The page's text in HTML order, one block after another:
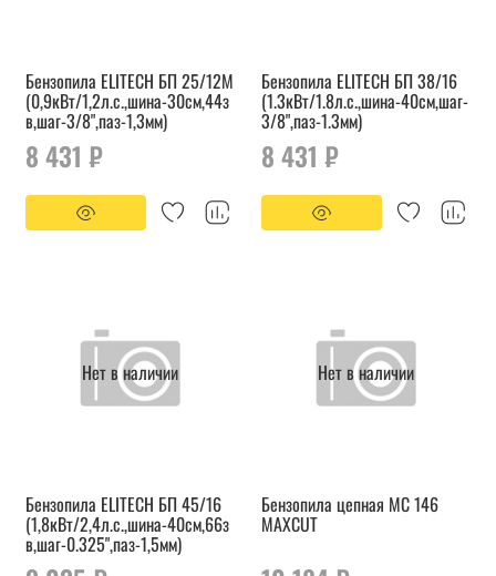
Бензопила ELITECH БП 25/12М
(0,9кВт/1,2л.с.,шина-30см,44з
в,шаг-3/8",паз-1,3мм)
8 431 ₽
Бензопила ELITECH БП 38/16
(1.3кВт/1.8л.с.,шина-40см,шаг-
3/8",паз-1.3мм)
8 431 ₽
Нет в наличии
Бензопила ELITECH БП 45/16
(1,8кВт/2,4л.с.,шина-40см,66з
в,шаг-0.325",паз-1,5мм)
Нет в наличии
Бензопила цепная МС 146
MAXCUT